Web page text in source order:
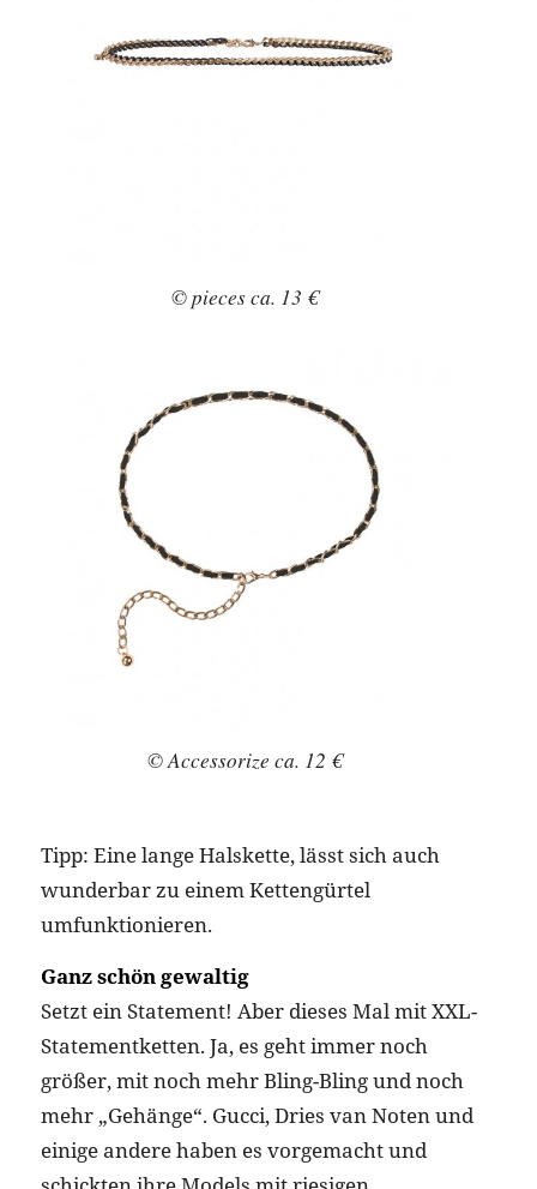
© pieces ca. 13 €
© Accessorize ca. 12 €
Tipp: Eine lange Halskette, lässt sich auch
wunderbar zu einem Kettengürtel
umfunktionieren.
Ganz schön gewaltig
Setzt ein Statement! Aber dieses Mal mit XXL-
Statementketten. Ja, es geht immer noch
größer, mit noch mehr Bling-Bling und noch
mehr „Gehänge“. Gucci, Dries van Noten und
einige andere haben es vorgemacht und